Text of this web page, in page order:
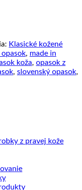
Klasické kožené
opasok, made in
koža, opasok z
, slovenský opasok,
z pravej kože
Žiadne
na
Žiadne
komentáre
Žiadne